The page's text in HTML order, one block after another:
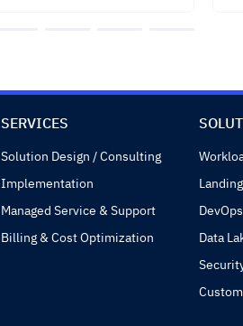
SERVICES
Solution Design / Consulting
Implementation
Managed Service & Support
Billing & Cost Optimization
Data